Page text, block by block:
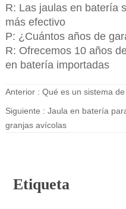
R: Las jaulas en batería
más efectivo
P: ¿Cuántos años de
R: Ofrecemos 10 años
en batería importadas
Anterior : Qué es un sistema
Siguiente : Jaula en batería
granjas avícolas
Etiqueta